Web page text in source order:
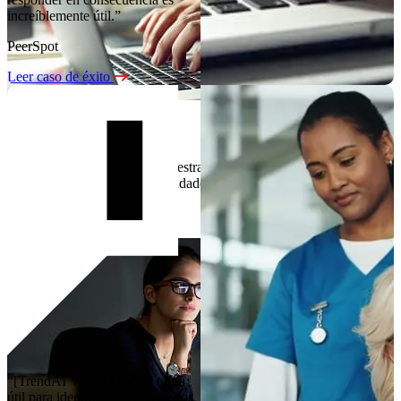
increíblemente útil.”
PeerSpot
Leer caso de éxito
“[TrendAI Vision One™] torna
útil para identificar puntos ciegos
Explore las capacidades de nuestra plataforma a su propio ritmo y
vea cómo respaldan sus necesidades de seguridad y cumplimiento